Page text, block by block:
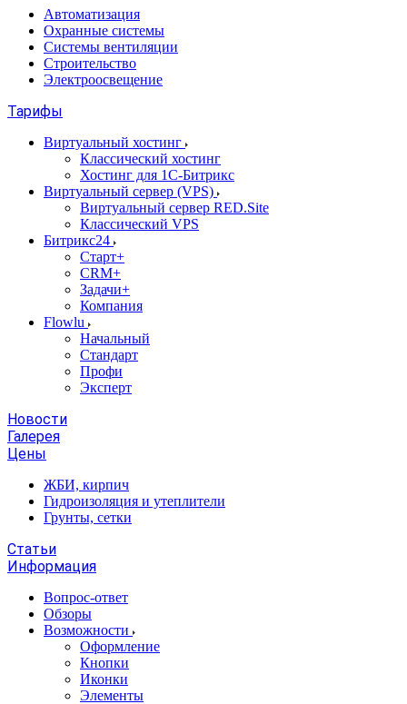
Автоматизация
Охранные системы
Системы вентиляции
Строительство
Электроосвещение
Тарифы
Виртуальный хостинг
Классический хостинг
Хостинг для 1С-Битрикс
Виртуальный сервер (VPS)
Виртуальный сервер RED.Site
Классический VPS
Битрикс24
Старт+
CRM+
Задачи+
Компания
Flowlu
Начальный
Стандарт
Профи
Эксперт
Новости
Галерея
Цены
ЖБИ, кирпич
Гидроизоляция и утеплители
Грунты, сетки
Статьи
Информация
Вопрос-ответ
Обзоры
Возможности
Оформление
Кнопки
Иконки
Элементы